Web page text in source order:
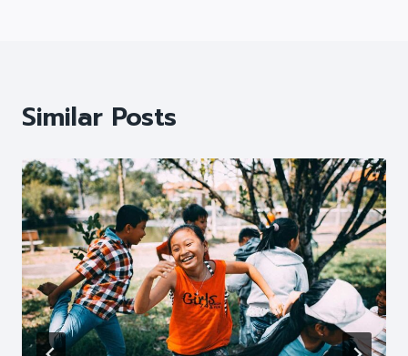
Similar Posts